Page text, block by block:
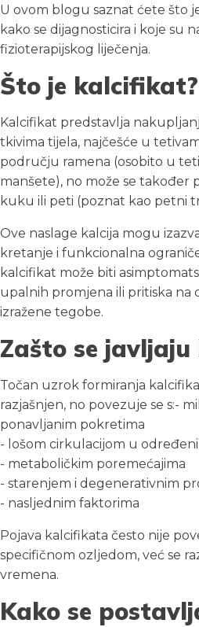
U ovom blogu saznat ćete što
kako se dijagnosticira i koje su
fizioterapijskog liječenja.
Što je kalcifikat?
Kalcifikat predstavlja
tkivima tijela, najčešće u
području ramena (osobito u
manšete), no može se također
kuku ili peti (poznat kao petni
Ove naslage kalcija mogu
kretanje i funkcionalna
kalcifikat može biti
upalnih promjena ili pritiska na
izražene tegobe.
Zašto se
Točan uzrok formiranja
razjašnjen, no povezuje se s:-
ponavljanim pokretima
- lošom cirkulacijom u
- metaboličkim poremećajima
- starenjem i degenerativnim
- nasljednim faktorima
Pojava kalcifikata često nije
specifičnom ozljedom, već se
vremena.
Kako se